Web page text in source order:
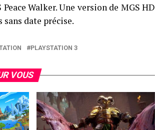
Walker. Une version de MGS HD
date précise.
PLAYSTATION 3
VOUS